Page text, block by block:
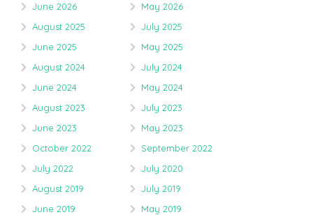
June 2026
May 2026
August 2025
July 2025
June 2025
May 2025
August 2024
July 2024
June 2024
May 2024
August 2023
July 2023
June 2023
May 2023
October 2022
September 2022
July 2022
July 2020
August 2019
July 2019
June 2019
May 2019